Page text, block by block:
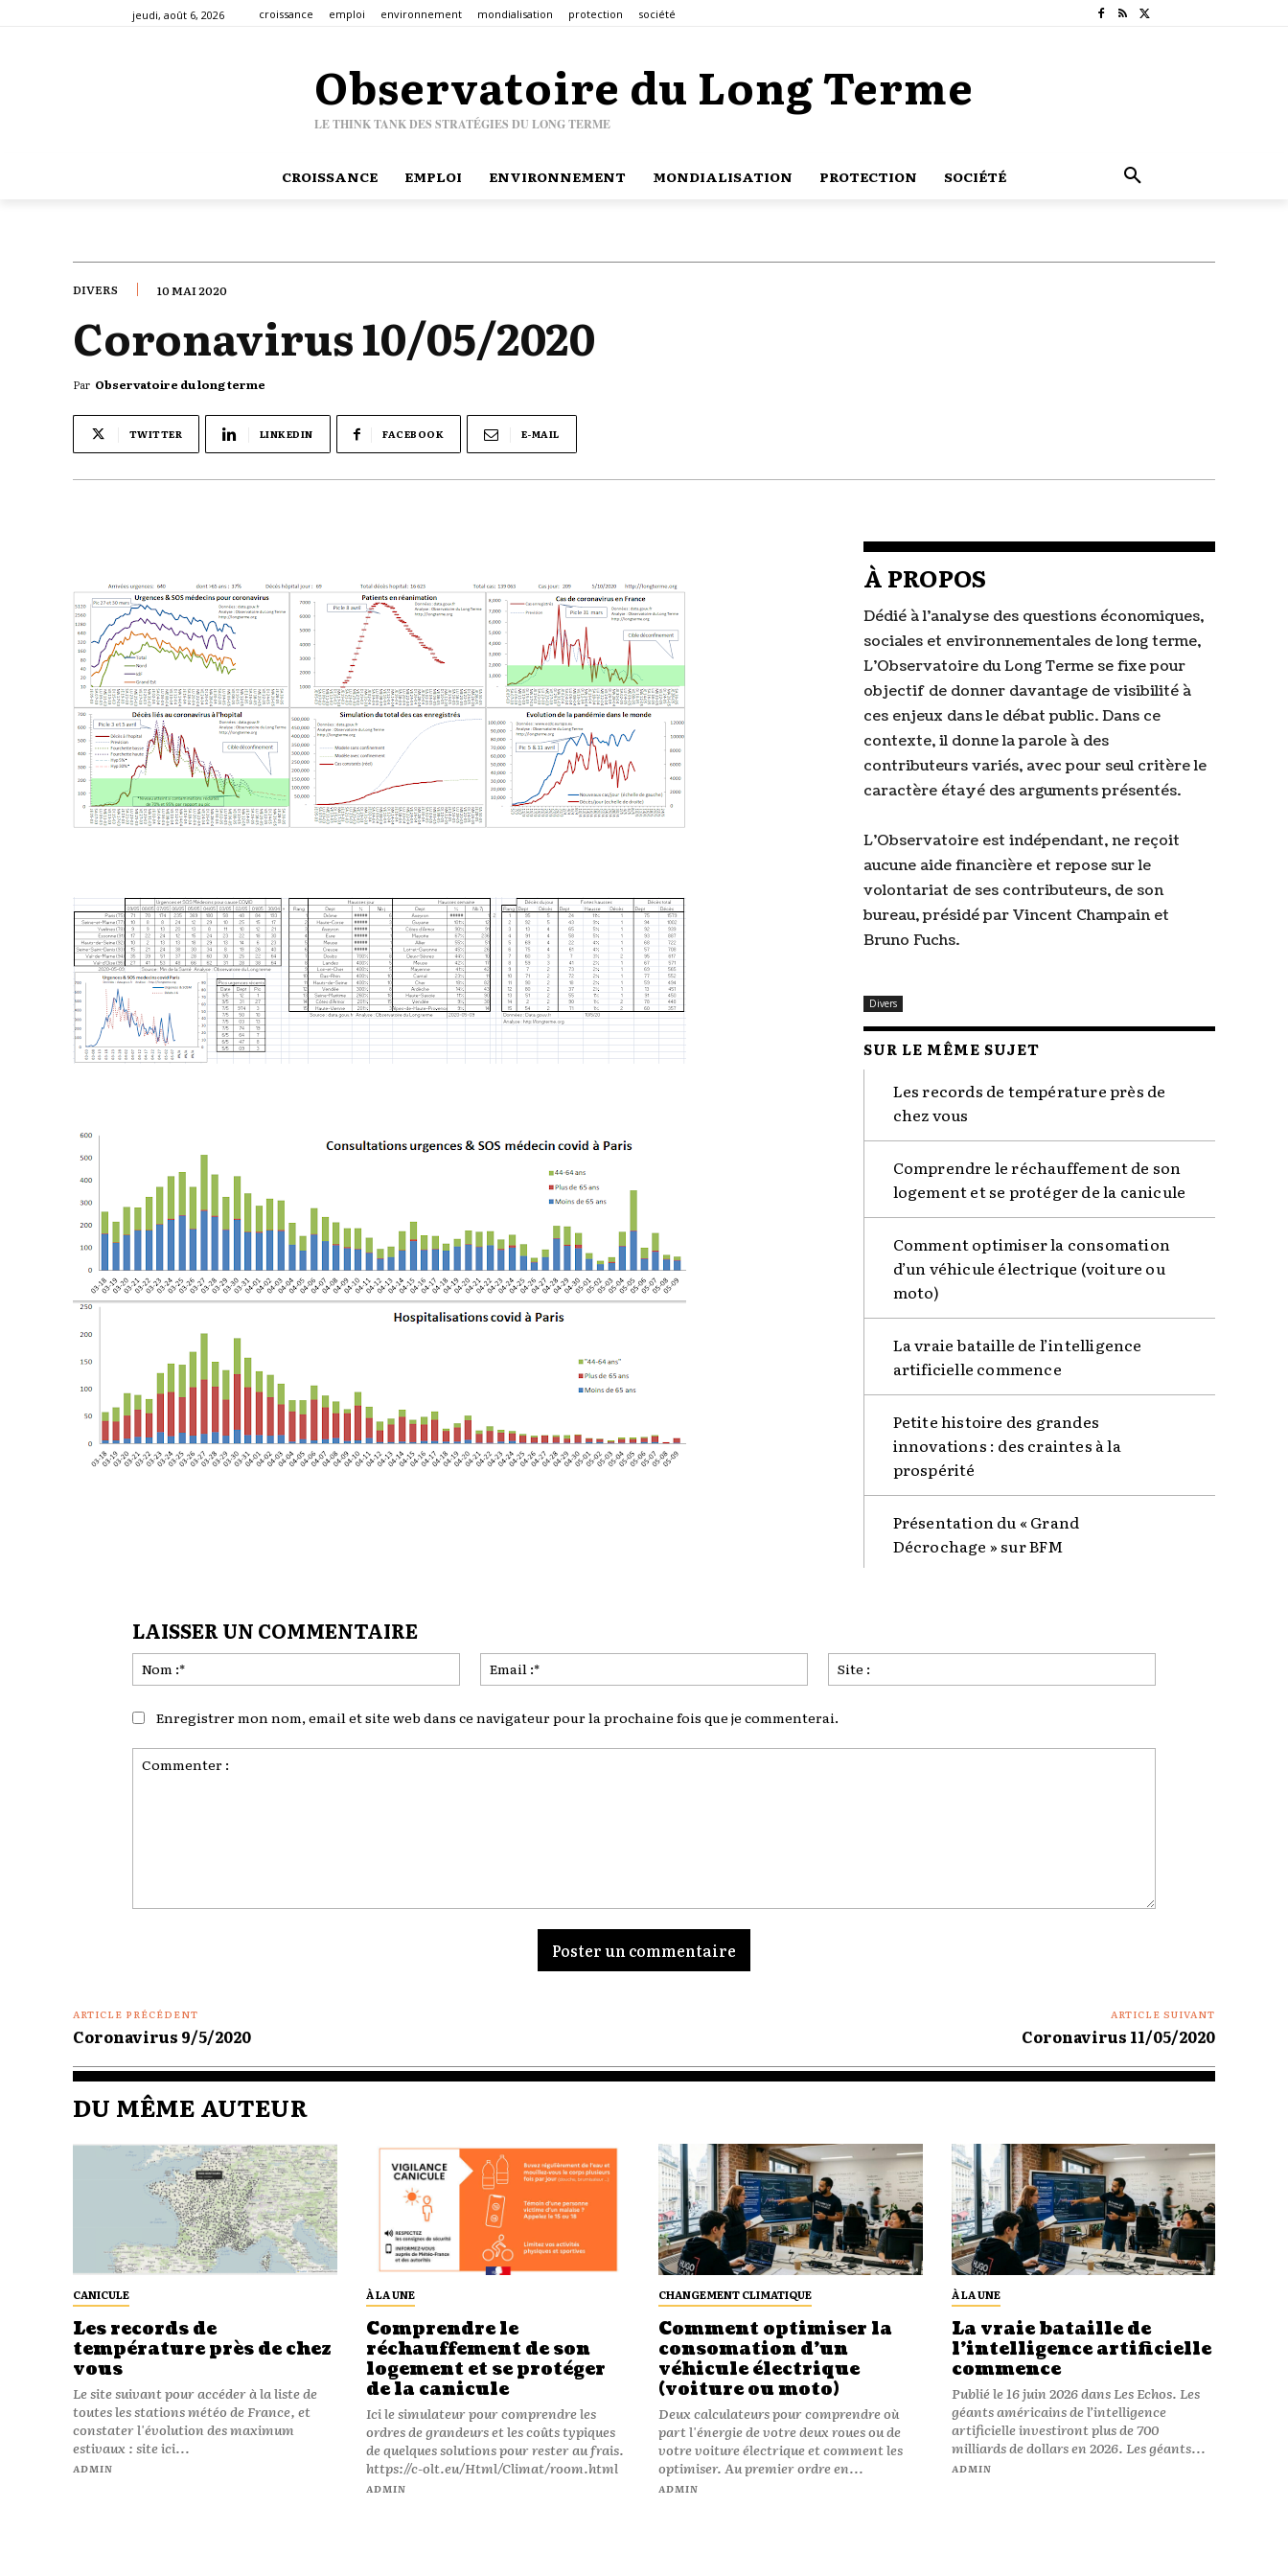
jeudi, août 6, 2026 croissance emploi environnement mondialisation protection société
Observatoire du Long Terme
LE THINK TANK DES STRATÉGIES DU LONG TERME
CROISSANCE EMPLOI ENVIRONNEMENT MONDIALISATION PROTECTION SOCIÉTÉ
DIVERS 10 MAI 2020
Coronavirus 10/05/2020
Par Observatoire du long terme
TWITTER LINKEDIN FACEBOOK E-MAIL
À PROPOS
Dédié à l'analyse des questions économiques,
sociales et environnementales de long terme,
L'Observatoire du Long Terme se fixe pour
objectif de donner davantage de visibilité à
ces enjeux dans le débat public. Dans ce
contexte, il donne la parole à des
contributeurs variés, avec pour seul critère le
caractère étayé des arguments présentés.
L'Observatoire est indépendant, ne reçoit
aucune aide financière et repose sur le
volontariat de ses contributeurs, de son
bureau, présidé par Vincent Champain et
Bruno Fuchs.
Divers
SUR LE MÊME SUJET
Les records de température près de
chez vous
Comprendre le réchauffement de son
logement et se protéger de la canicule
Comment optimiser la consomation
d’un véhicule électrique (voiture ou
moto)
La vraie bataille de l’intelligence
artificielle commence
Petite histoire des grandes
innovations : des craintes à la
prospérité
Présentation du « Grand
Décrochage » sur BFM
LAISSER UN COMMENTAIRE
:*
Email
:*
:
Enregistrer mon nom, email et site web dans ce navigateur pour la prochaine fois que je commenterai.
ARTICLE PRÉCÉDENT
Coronavirus 9/5/2020
ARTICLE SUIVANT
Coronavirus 11/05/2020
DU MÊME AUTEUR
CANICULE
Les records de
température près de chez
vous
Le site suivant pour accéder à la liste de
toutes les stations météo de France, et
constater l'évolution des maximum
estivaux : site ici...
ADMIN
À LA UNE
Comprendre le
réchauffement de son
logement et se protéger
de la canicule
Ici le simulateur pour comprendre les
ordres de grandeurs et les coûts typiques
de quelques solutions pour rester au frais.
https://c-olt.eu/Html/Climat/room.html
ADMIN
CHANGEMENT CLIMATIQUE
Comment optimiser la
consomation d’un
véhicule électrique
(voiture ou moto)
Deux calculateurs pour comprendre où
part l'énergie de votre deux roues ou de
votre voiture électrique et comment les
optimiser. Au premier ordre en...
ADMIN
À LA UNE
La vraie bataille de
l’intelligence artificielle
commence
Publié le 16 juin 2026 dans Les Echos. Les
géants américains de l’intelligence
artificielle investiront plus de 700
milliards de dollars en 2026. Les géants...
ADMIN